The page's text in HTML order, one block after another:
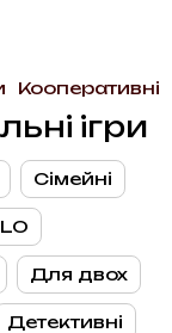
Кооперативні
ігри
Сімейні
Для двох
Детективні